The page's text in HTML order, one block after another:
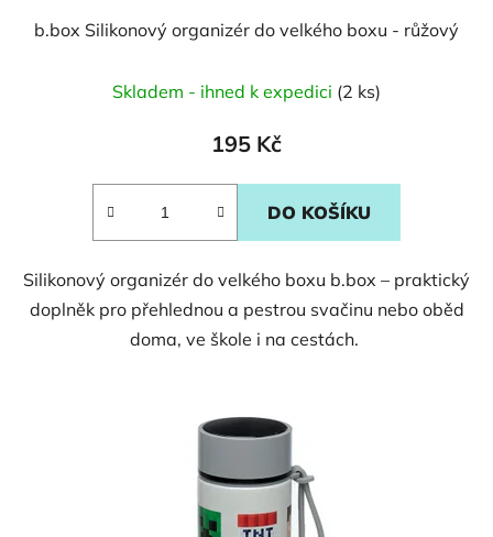
b.box Silikonový organizér do velkého boxu - růžový
Skladem - ihned k expedici (2 ks)
195 Kč
DO KOŠÍKU
Silikonový organizér do velkého boxu b.box – praktický
doplněk pro přehlednou a pestrou svačinu nebo oběd
doma, ve škole i na cestách.